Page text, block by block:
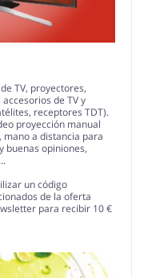
TV, proyectores,
de TV y
receptores TDT).
proyección manual
a distancia para
buenas opiniones,
un código
de la oferta
para recibir 10 €